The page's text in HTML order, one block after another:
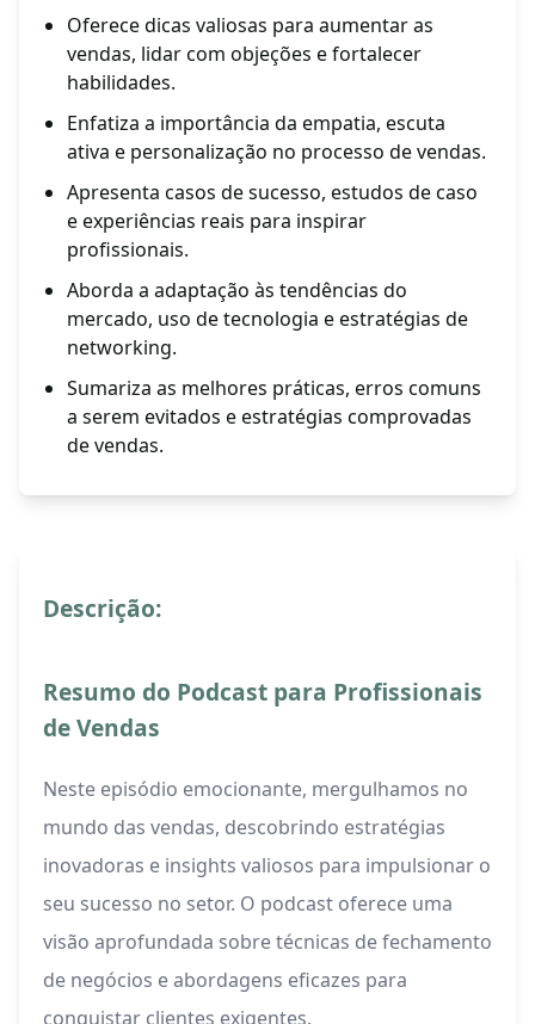
Oferece dicas valiosas para aumentar as
vendas, lidar com objeções e fortalecer
habilidades.
Enfatiza a importância da empatia, escuta
ativa e personalização no processo de vendas.
Apresenta casos de sucesso, estudos de caso
e experiências reais para inspirar
profissionais.
Aborda a adaptação às tendências do
mercado, uso de tecnologia e estratégias de
networking.
Sumariza as melhores práticas, erros comuns
a serem evitados e estratégias comprovadas
de vendas.
Descrição:
Resumo do Podcast para Profissionais
de Vendas
Neste episódio emocionante, mergulhamos no
mundo das vendas, descobrindo estratégias
inovadoras e insights valiosos para impulsionar o
seu sucesso no setor. O podcast oferece uma
visão aprofundada sobre técnicas de fechamento
de negócios e abordagens eficazes para
conquistar clientes exigentes.